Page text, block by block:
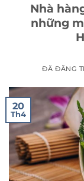
Nhà
những
ĐÃ ĐĂNG
20
Th4